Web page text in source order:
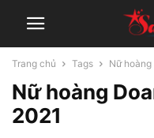
Trang chủ Tags Nữ
Nữ hoàng
2021